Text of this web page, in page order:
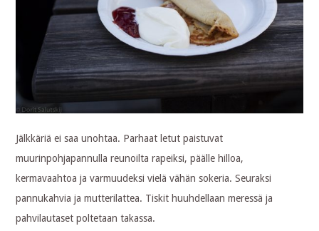
Jälkkäriä ei saa unohtaa. Parhaat letut paistuvat
muurinpohjapannulla reunoilta rapeiksi, päälle hilloa,
kermavaahtoa ja varmuudeksi vielä vähän sokeria. Seuraksi
pannukahvia ja mutterilattea. Tiskit huuhdellaan meressä ja
pahvilautaset poltetaan takassa.